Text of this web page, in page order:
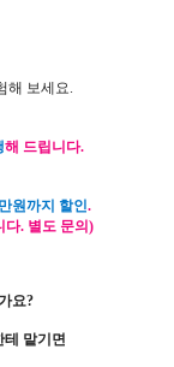
해 보세요.
해 드립니다.
원까지 할인.
다. 별도 문의)
요?
테 맡기면